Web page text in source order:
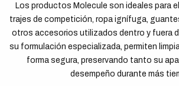
Los productos Molecule son ideales para
trajes de competición, ropa ignífuga,
otros accesorios utilizados dentro y fuera
su formulación especializada, permiten
forma segura, preservando tanto su
desempeño durante más